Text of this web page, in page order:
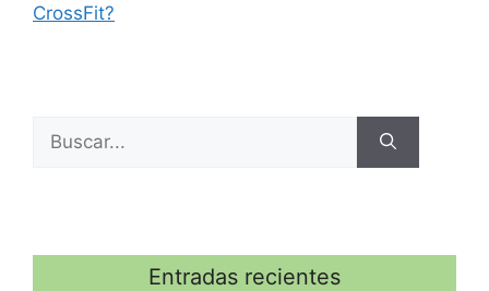
CrossFit?
Entradas recientes